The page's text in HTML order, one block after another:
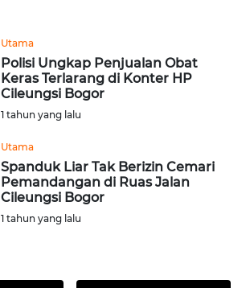
Utama
Polisi Ungkap Penjualan Obat
Keras Terlarang di Konter HP
Cileungsi Bogor
1 tahun yang lalu
Utama
Spanduk Liar Tak Berizin Cemari
Pemandangan di Ruas Jalan
Cileungsi Bogor
1 tahun yang lalu